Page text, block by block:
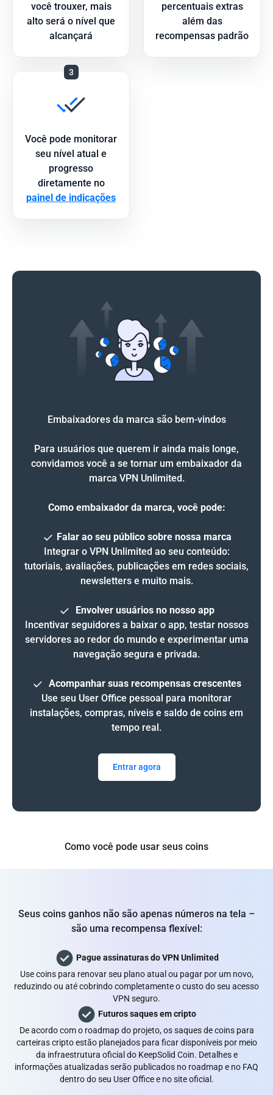
você trouxer, mais
alto será o nível que
alcançará
percentuais extras
além das
recompensas padrão
3
Você pode monitorar
seu nível atual e
progresso
diretamente no
painel de indicações
Embaixadores da marca são bem-vindos
Para usuários que querem ir ainda mais longe,
convidamos você a se tornar um embaixador da
marca VPN Unlimited.
Como embaixador da marca, você pode:
Falar ao seu público sobre nossa marca
Integrar o VPN Unlimited ao seu conteúdo:
tutoriais, avaliações, publicações em redes sociais,
newsletters e muito mais.
Envolver usuários no nosso app
Incentivar seguidores a baixar o app, testar nossos
servidores ao redor do mundo e experimentar uma
navegação segura e privada.
Acompanhar suas recompensas crescentes
Use seu User Office pessoal para monitorar
instalações, compras, níveis e saldo de coins em
tempo real.
Entrar agora
Como você pode usar seus coins
Seus coins ganhos não são apenas números na tela –
são uma recompensa flexível:
Pague assinaturas do VPN Unlimited
Use coins para renovar seu plano atual ou pagar por um novo,
reduzindo ou até cobrindo completamente o custo do seu acesso
VPN seguro.
Futuros saques em cripto
De acordo com o roadmap do projeto, os saques de coins para
carteiras cripto estão planejados para ficar disponíveis por meio
da infraestrutura oficial do KeepSolid Coin. Detalhes e
informações atualizadas serão publicados no roadmap e no FAQ
dentro do seu User Officee no site oficial.